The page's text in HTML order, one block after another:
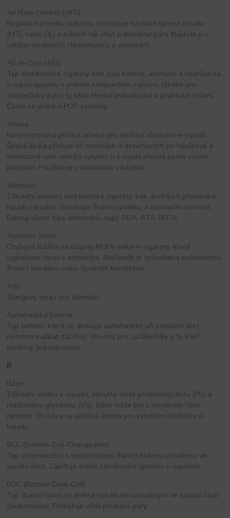
Air Flow Control (AFC)
Regulace přívodu vzduchu. Umožňuje nastavit tuhost potahu
(MTL nebo DL) a ovlivnit tak chuť a množství páry. Najdete ji u
většiny moderních clearomizérů a atomizérů.
All-In-One (AIO)
Typ elektronické cigarety, kde jsou baterie, atomizér a nádržka na
e-liquid spojeny v jednom kompaktním zařízení. Ideální pro
začátečníky a pro ty, kteří hledají jednoduché a praktické řešení.
Často se jedná o POD systémy.
Aroma
Koncentrovaná příchuť určená pro míchání vlastních e-liquidů.
Široká škála příchutí od ovocných a dezertových po tabákové a
mentolové vám umožní vytvořit si e-liquid přesně podle vašich
představ. Používá se v kombinaci s bázemi.
Atomizér
Základní součást elektronické cigarety, kde dochází k přeměně e-
liquidu na páru. Obsahuje žhavicí spirálku a absorpční materiál.
Existují různé typy atomizérů, např. RDA, RTA, RDTA.
Atomizer Short
Chybová hláška na displeji MODu nebo e-cigarety, která
signalizuje zkrat v atomizéru. Nejčastěji je způsobena poškozenou
žhavicí spirálkou nebo špatným kontaktem.
Atty
Slangový výraz pro atomizér.
Automatická baterie
Typ baterie, která se aktivuje automaticky při potažení (bez
nutnosti mačkat tlačítko). Vhodná pro začátečníky a ty, kteří
preferují jednoduchost.
B
Báze
Základní složka e-liquidu, obvykle směs propylenglykolu (PG) a
rostlinného glycerinu (VG). Báze může být s nikotinem i bez
nikotinu. Do báze se přidává aroma pro vytvoření finálního e-
liquidu.
BCC (Bottom-Coil-Changeable)
Typ clearomizéru s vyměnitelnou žhavicí hlavou umístěnou ve
spodní části. Zajišťuje dobré zásobování spirálky e-liquidem.
BDC (Bottom-Dual-Coil)
Typ žhavicí hlavy se dvěma spirálkami umístěnými ve spodní části
clearomizéru. Poskytuje větší produkci páry.